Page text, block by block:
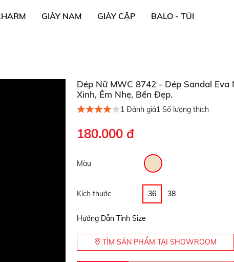
GIÀY NAM GIÀY CẶP BALO - TÚI
Dép Nữ MWC 8742 - Dép Sandal Eva
Xinh, Êm Nhẹ, Bền Đẹp.
1 Đánh giá1 Số lượng thích
180.000 đ
Màu
Kích thước 36 38
Hướng Dẫn Tính Size
TÌM SẢN PHẨM TẠI SHOWROOM